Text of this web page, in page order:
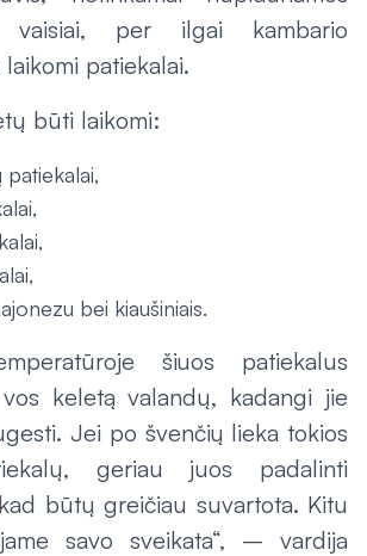
per ilgai kambario
patiekalai.
būti laikomi:
bei kiaušiniais.
šiuos patiekalus
keletą valandų, kadangi jie
Jei po švenčių lieka tokios
geriau juos padalinti
būtų greičiau suvartota. Kitu
savo sveikata“, – vardija